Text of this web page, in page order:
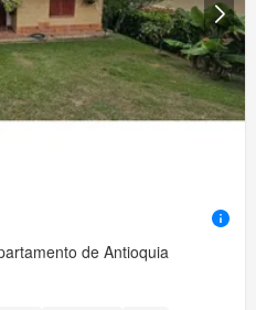
de Antioquia